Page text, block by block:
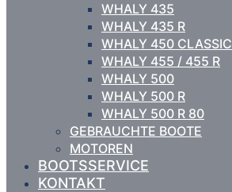
WHALY 435
WHALY 435 R
WHALY 450 CLASSIC
WHALY 455 / 455 R
WHALY 500
WHALY 500 R
WHALY 500 R 80
GEBRAUCHTE BOOTE
MOTOREN
BOOTSSERVICE
KONTAKT